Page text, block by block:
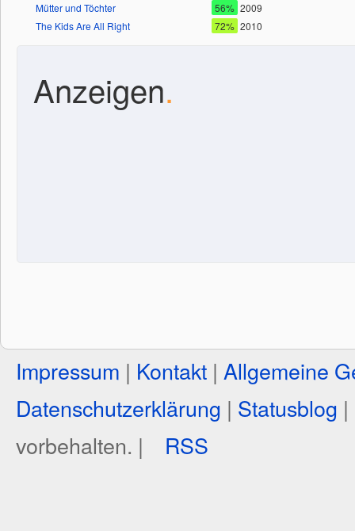
Mütter und Töchter
56% 2009
The Kids Are All Right
72% 2010
Anzeigen.
Impressum | Kontakt | Allgemeine
Datenschutzerklärung | Statusblog |
vorbehalten. |
RSS